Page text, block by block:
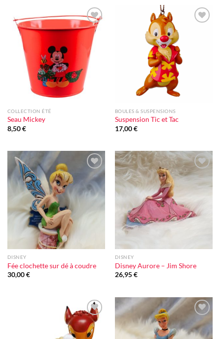
Ajouter
à la liste
d'envie
COLLECTION ÉTÉ
Seau Mickey
8,50€
BOULES & SUSPENSIONS
Suspension Tic et Tac
17,00€
Ajouter
à la liste
d'envie
DISNEY
Fée clochette sur dé à coudre
30,00€
Ajouter
DISNEY
Disney Aurore – Jim Shore
26,95€
Ajouter
à la liste
d'envie
Ajouter
à la liste
d'envie